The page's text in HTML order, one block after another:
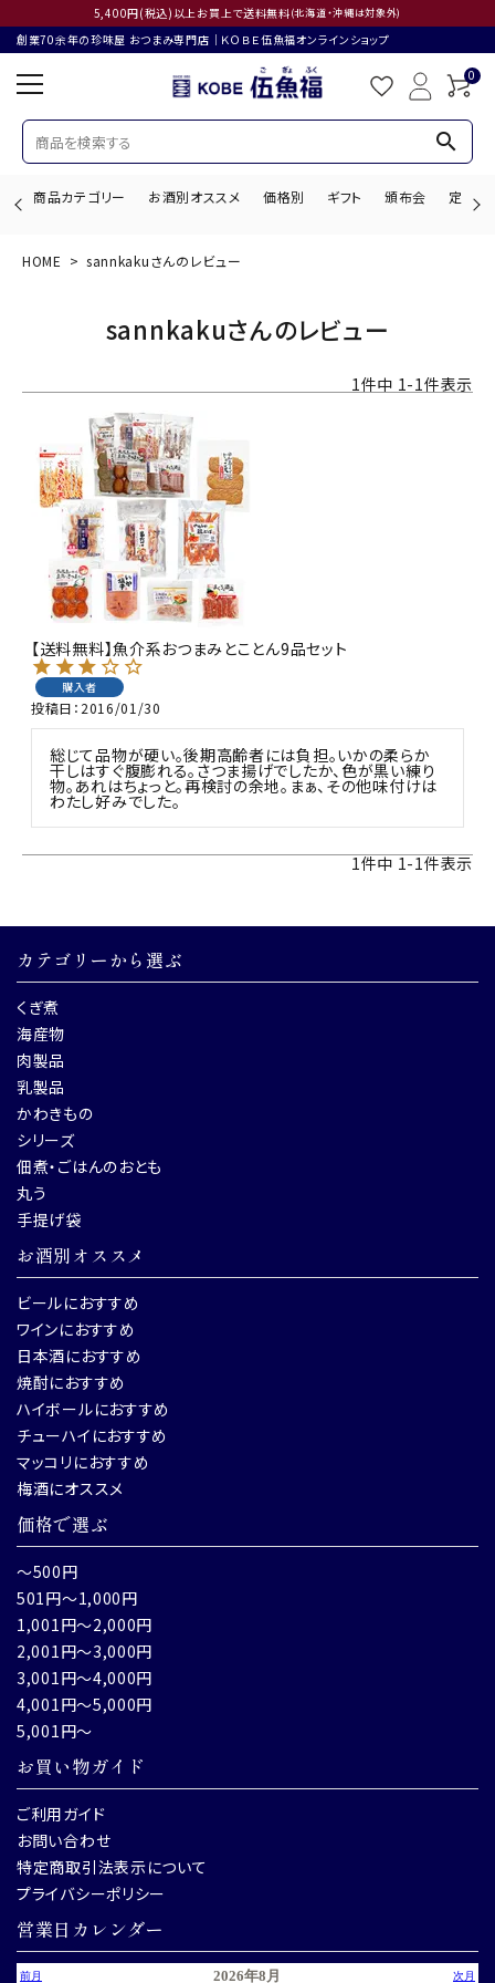
5,400円(税込)以上お買上で送料無料(北海道・沖縄は対象外)
創業70余年の珍味屋 おつまみ専門店│ＫＯＢＥ伍魚福オンラインショップ
0
search
商品カテゴリー お酒別オススメ 価格別 ギフト 頒布会 定期購
ログイン 会員登録
商品カテゴリー
お酒別オススメ
価格別
お問い合わせ
直営店
HOME sannkakuさんのレビュー
sannkakuさんのレビュー
1件中 1-1件表示
【送料無料】魚介系おつまみとことん9品セット
購入者
投稿日 2016/01/30
総じて品物が硬い。後期高齢者には負担。いかの柔らか
干しはすぐ腹膨れる。さつま揚げでしたか、色が黒い練り
物。あれはちょっと。再検討の余地。まぁ、その他味付けは
わたし好みでした。
1件中 1-1件表示
カテゴリーから選ぶ
くぎ煮
海産物
肉製品
乳製品
かわきもの
シリーズ
佃煮・ごはんのおとも
丸う
手提げ袋
お酒別オススメ
ビールにおすすめ
ワインにおすすめ
日本酒におすすめ
焼酎におすすめ
ハイボールにおすすめ
チューハイにおすすめ
マッコリにおすすめ
梅酒にオススメ
価格で選ぶ
～500円
501円～1,000円
1,001円～2,000円
2,001円～3,000円
3,001円～4,000円
4,001円～5,000円
5,001円～
お買い物ガイド
ご利用ガイド
お問い合わせ
特定商取引法表示について
プライバシーポリシー
営業日カレンダー